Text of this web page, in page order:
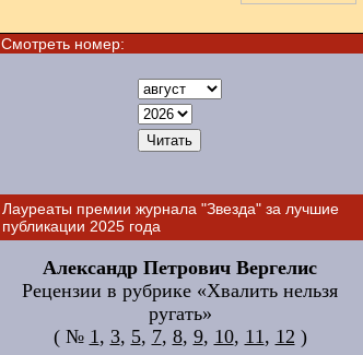
Смотреть номер:
Лауреаты премии журнала "Звезда" за лучшие
публикации 2025 года
Александр Петрович Вергелис
Рецензии в рубрике «Хвалить нельзя
ругать»
( № 1, 3, 5, 7, 8, 9, 10, 11, 12 )